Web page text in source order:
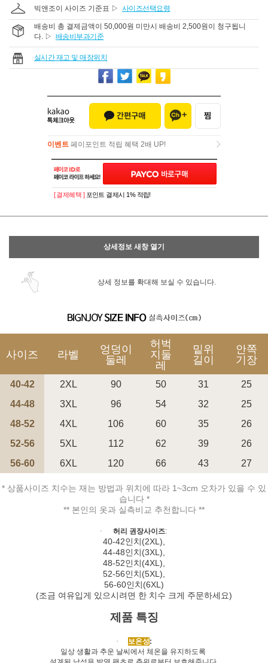
빅앤조이 사이즈 기준표 ▷ 사이즈선택요령
배송비 총 결제금액이 50,000원 미만시 배송비 2,500원이 청구됩니
다. ▷ 배송비부과기준
실시간 재고 및 매장위치
이벤트 페이포인트 적립 혜택 2배 UP!
이벤트페이포인트 적립 혜택 2배 UP!
페이코 ID로 페
PAYCO 바로구매
[ 결제혜택 ] 포인트 결제시 1% 적립!
상세정보 새창 열기
상세 정보를 확대해 보실 수 있습니다.
사이즈 라벨
엉덩이
둘레
허벅
지둘
레
밑위
길이
안쪽
기장
40-42 2XL 90 50 31
25
44-48
3XL 96 54 32
25
48-52
4XL 106 60 35
26
52-56
5XL 112 62 39
26
56-60
6XL 120 66 43 27
* 상품사이즈 치수는 재는 방법과 위치에 따라 1~3cm 오차가 있을 수 있
습니다 *
** 본인의 옷과 실측비교 추천합니다 **
· 허리 권장사이즈:
40-42인치(2XL),
44-48인치(3XL),
48-52인치(4XL),
52-56인치(5XL),
56-60인치(6XL)
(조금 여유입게 있으시려면 한 치수 크게 주문하세요)
제품 특징
· 보온성:
일상 생활과 추운 날씨에서 체온을 유지하도록